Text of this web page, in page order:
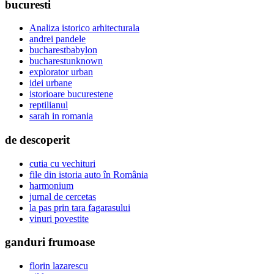
bucuresti
Analiza istorico arhitecturala
andrei pandele
bucharestbabylon
bucharestunknown
explorator urban
idei urbane
istorioare bucurestene
reptilianul
sarah in romania
de descoperit
cutia cu vechituri
file din istoria auto în România
harmonium
jurnal de cercetas
la pas prin tara fagarasului
vinuri povestite
ganduri frumoase
florin lazarescu